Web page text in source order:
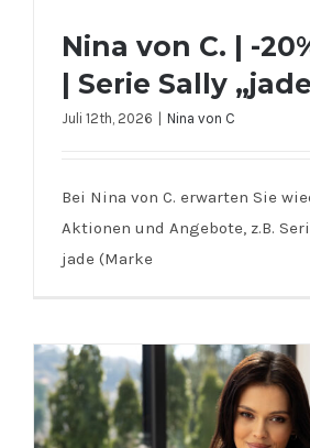
Nina von C. | -20%
Nina von C. | -
| Serie Sally
Juli 12th, 2026 Nina von C
Bei Nina von C. erwarten Sie
Aktionen und Angebote, z.B.
jade (Marke